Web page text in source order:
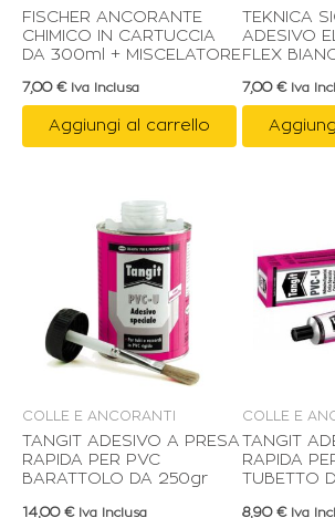
FISCHER ANCORANTE
CHIMICO IN CARTUCCIA
DA 300ml + MISCELATORE
7,00 € Iva Inclusa
Aggiungi al carrello
TEKNICA
ADESIVO
FLEX
7,00 € Iva
COLLE E ANCORANTI
TANGIT ADESIVO A PRESA
RAPIDA PER PVC
BARATTOLO DA 250gr
14,00 € Iva Inclusa
COLLE E
TANGIT
RAPIDA
TUBETTO
8,90 € Iva